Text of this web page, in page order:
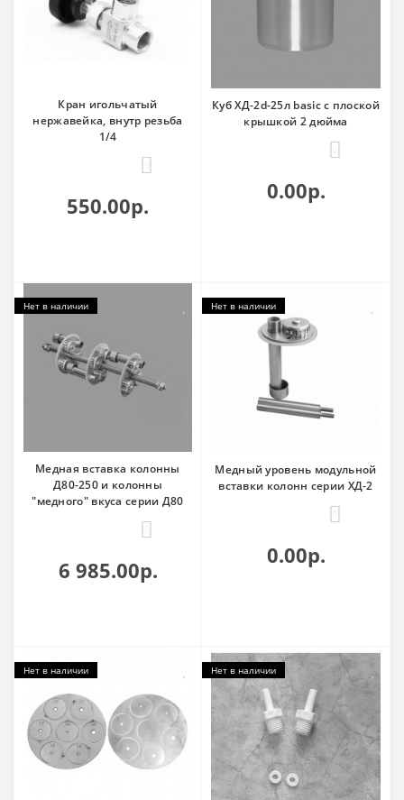
Кран игольчатый
нержавейка, внутр резьба
1/4
550.00р.
Куб ХД-2d-25л basic с плоской
крышкой 2 дюйма
0.00р.
Нет в наличии
Медная вставка колонны
Д80-250 и колонны
"медного" вкуса серии Д80
6 985.00р.
Нет в наличии
Медный уровень модульной
вставки колонн серии ХД-2
0.00р.
Нет в наличии Нет в наличии